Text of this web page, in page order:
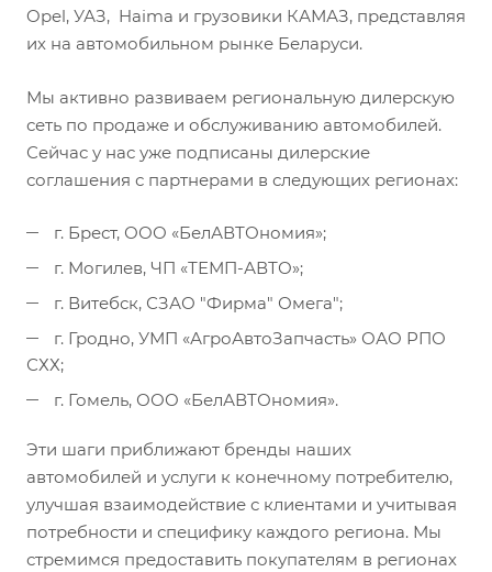
Opel, УАЗ, Haima и грузовики КАМАЗ, представляя
их на автомобильном рынке Беларуси.
Мы активно развиваем региональную дилерскую
сеть по продаже и обслуживанию автомобилей.
Сейчас у нас уже подписаны дилерские
соглашения с партнерами в следующих регионах:
г. Брест, ООО «БелАВТОномия»;
г. Могилев, ЧП «ТЕМП-АВТО»;
г. Витебск, СЗАО "Фирма" Омега";
г. Гродно, УМП «АгроАвтоЗапчасть» ОАО РПО
СХХ;
г. Гомель, ООО «БелАВТОномия».
Эти шаги приближают бренды наших
автомобилей и услуги к конечному потребителю,
улучшая взаимодействие с клиентами и учитывая
потребности и специфику каждого региона. Мы
стремимся предоставить покупателям в регионах